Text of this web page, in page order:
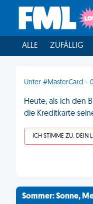
ALLE ZUFÄLLIG
Unter #MasterCard -
Heute, als ich den
die Kreditkarte
Sommer: Sonne,